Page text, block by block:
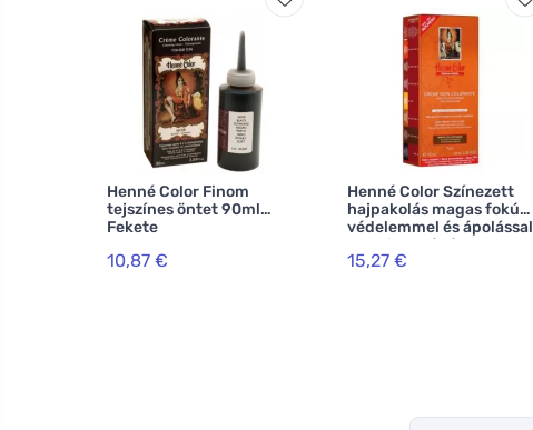
Henné Color Finom
tejszínes öntet 90ml
Fekete
10,87 €
Henné Color Színezett
hajpakolás magas fokú
védelemmel és ápolással
Premium Végétal 100ml
Brown
15,27 €